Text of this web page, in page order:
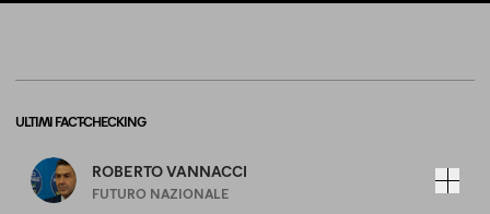
ULTIMI FACT-CHECKING
ROBERTO VANNACCI
FUTURO NAZIONALE